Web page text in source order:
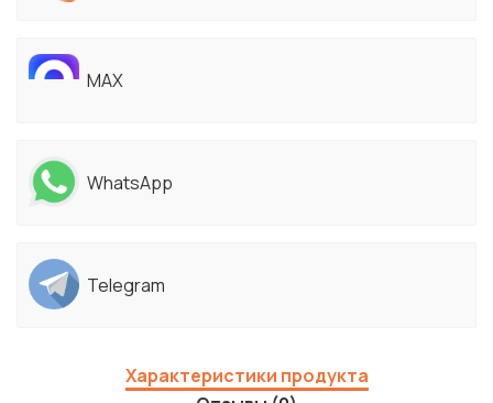
MAX
WhatsApp
Telegram
Характеристики продукта